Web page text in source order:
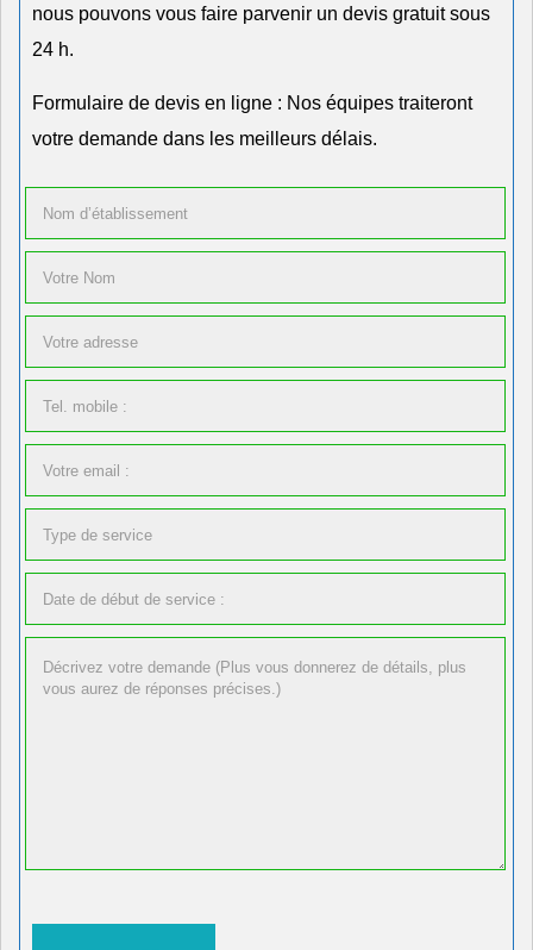
nous pouvons vous faire parvenir un devis gratuit sous
24 h.
Formulaire de devis en ligne : Nos équipes traiteront
votre demande dans les meilleurs délais.